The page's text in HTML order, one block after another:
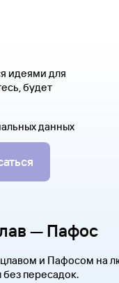
идеями для
будет
данных
— Пафос
и Пафосом на
пересадок.